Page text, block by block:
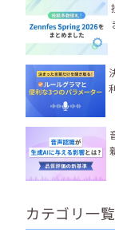
カテゴリ一覧